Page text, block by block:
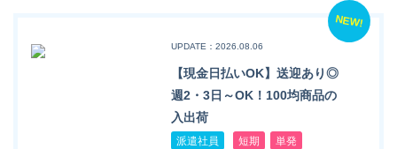
NEW!
UPDATE：2026.08.06
【現金日払いOK】送迎あり◎
週2・3日～OK！100均商品の
入出荷
派遣社員 短期 単発